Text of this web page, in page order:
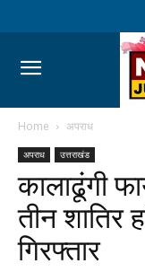
Home अपराध
अपराध उत्तराखंड
कालाढूंगी
तीन शातिर
गिरफ्तार